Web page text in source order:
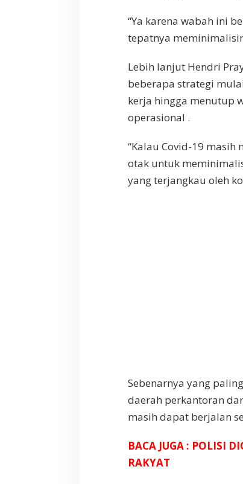
“Ya karena wabah ini
tepatnya
Lebih lanjut Hendri
beberapa strategi
kerja hingga menutup
operasional .
“Kalau Covid-19
otak untuk
yang terjangkau oleh
Sebenarnya yang
daerah perkantoran
masih dapat berjalan
BACA JUGA : POLISI
RAKYAT